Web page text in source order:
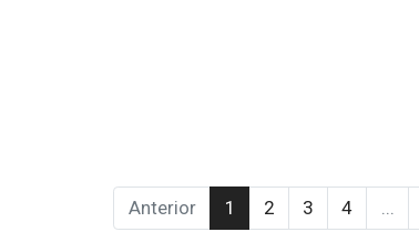
Anterior 1 2 3 4